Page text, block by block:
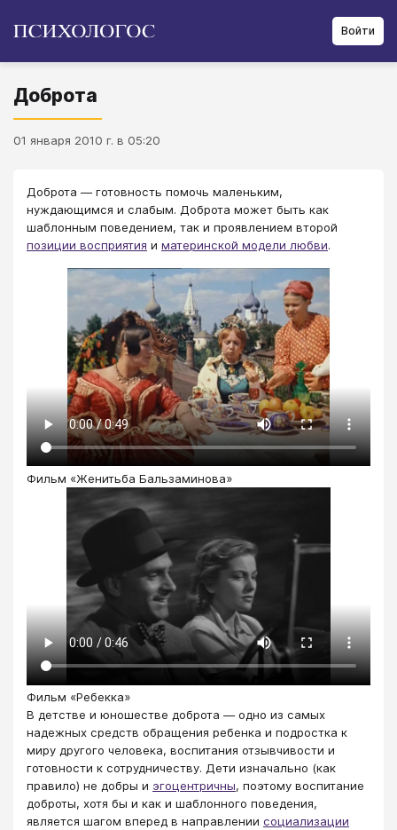
Войти
Доброта
01 января 2010 г. в 05:20
Доброта ― готовность помочь маленьким,
нуждающимся и слабым. Доброта может быть как
шаблонным поведением, так и проявлением второй
позиции восприятия и материнской модели любви.
Фильм «Женитьба Бальзаминова»
Фильм «Ребекка»
В детстве и юношестве доброта ― одно из самых
надежных средств обращения ребенка и подростка к
миру другого человека, воспитания отзывчивости и
готовности к сотрудничеству. Дети изначально (как
правило) не добры и эгоцентричны, поэтому воспитание
доброты, хотя бы и как и шаблонного поведения,
является шагом вперед в направлении социализации